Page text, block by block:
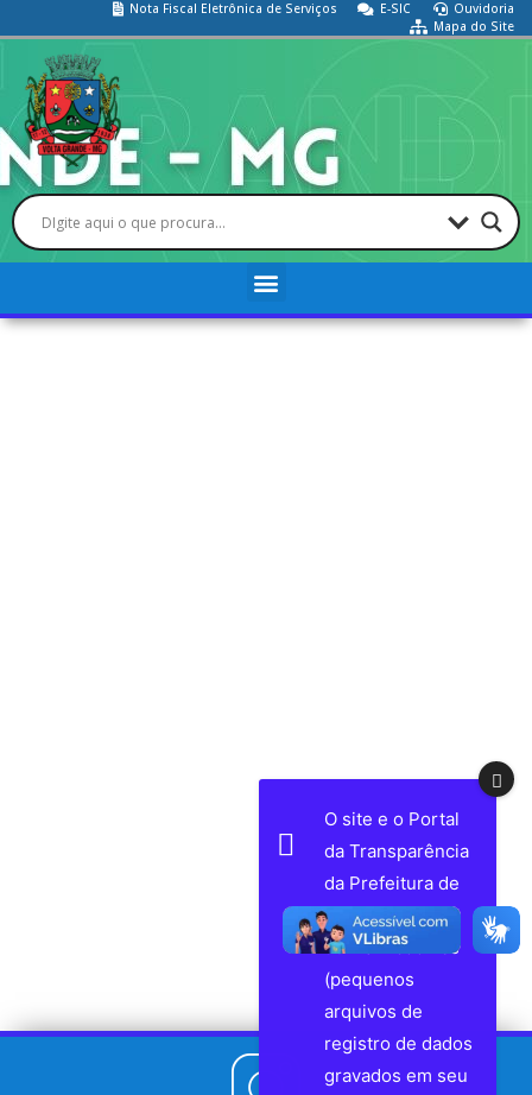
Nota Fiscal Eletrônica de Serviços E-SIC
Ouvidoria
Mapa do Site
O site e o Portal
da Transparência
da Prefeitura de
Volta Grande
utilizam cookies
(pequenos
arquivos de
registro de dados
gravados em seu